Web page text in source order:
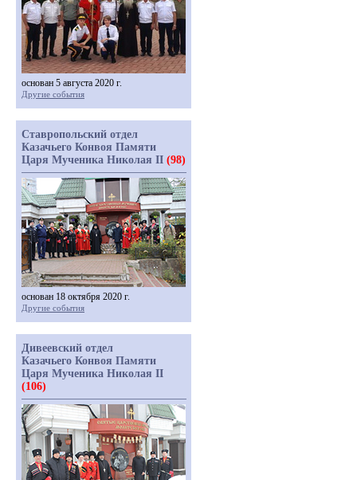
основан 5 августа 2020 г.
Другие события
Ставропольский отдел
Казачьего Конвоя Памяти
Царя Мученика Николая II (98)
основан 18 октября 2020 г.
Другие события
Дивеевский отдел
Казачьего Конвоя Памяти
Царя Мученика Николая II
(106)